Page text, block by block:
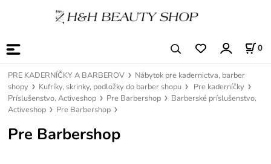
0
PRE KADERNÍČKY A BARBEROV
Nábytok pre kadernictva, barber
shopy
Kufríky, skrinky, podložky do barber shopu
Pre kaderníčky
Príslušenstvo, Activeshop
Pre Barbershop
Barberské príslušenstvo,
Activeshop
Pre Barbershop
Pre Barbershop